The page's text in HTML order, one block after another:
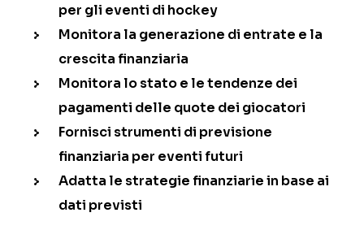
per gli eventi di hockey
Monitora la generazione di entrate e la
crescita finanziaria
Monitora lo stato e le tendenze dei
pagamenti delle quote dei giocatori
Fornisci strumenti di previsione
finanziaria per eventi futuri
Adatta le strategie finanziarie in base ai
dati previsti